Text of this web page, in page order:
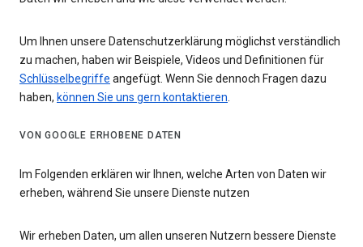
Um Ihnen unsere Datenschutzerklärung möglichst verständlich
zu machen, haben wir Beispiele, Videos und Definitionen für
Schlüsselbegriffe angefügt. Wenn Sie dennoch Fragen dazu
haben, können Sie uns gern kontaktieren.
VON GOOGLE ERHOBENE DATEN
Im Folgenden erklären wir Ihnen, welche Arten von Daten wir
erheben, während Sie unsere Dienste nutzen
Wir erheben Daten, um allen unseren Nutzern bessere Dienste